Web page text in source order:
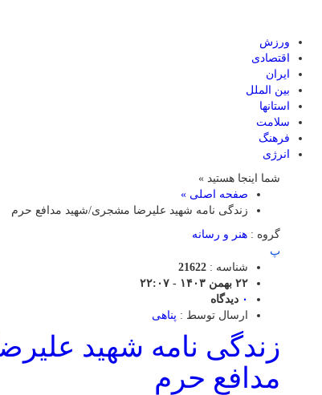
ورزش
اقتصادی
ایران
بین الملل
استانها
سلامت
فرهنگ
انرژی
شما اینجا هستید »
صفحه اصلی »
زندگی نامه شهید علیرضا مشجری/شهید مدافع حرم
گروه : هنر و رسانه
پ
شناسه : 21622
۲۲ بهمن ۱۴۰۳ - ۲۲:۰۷
۰ دیدگاه
ارسال توسط : پناهی
زندگی نامه شهید
مدافع حرم